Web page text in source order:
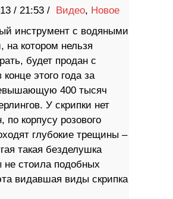
/ 21:53 / Видео, Новое
инструмент с водяными
на котором нельзя
будет продан с
конце этого года за
400 тысяч
У скрипки нет
по корпусу розового
глубокие трещины –
такая безделушка
не стоила подобных
видавшая виды скрипка